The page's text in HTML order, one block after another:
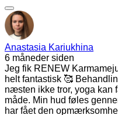
Anastasia Kariukhina
6 måneder siden
Jeg fik RENEW
helt fantastisk 🥰
næsten ikke tror, yoga kan
måde. Min hud føles
har fået den